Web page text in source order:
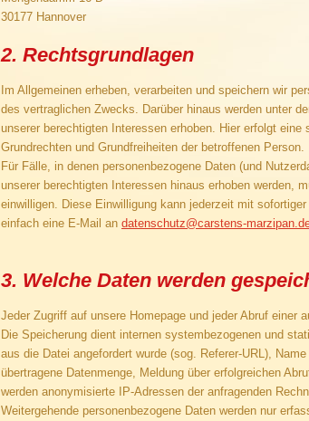
30177 Hannover
2. Rechtsgrundlagen
Im Allgemeinen erheben, verarbeiten und speichern wir
des vertraglichen Zwecks. Darüber hinaus werden unter
unserer berechtigten Interessen erhoben. Hier erfolgt
Grundrechten und Grundfreiheiten der betroffenen Person.
Für Fälle, in denen personenbezogene Daten (und
unserer berechtigten Interessen hinaus erhoben werden,
einwilligen. Diese Einwilligung kann jederzeit mit
einfach eine E-Mail an datenschutz@carstens-
3. Welche Daten werden
Jeder Zugriff auf unsere Homepage und jeder Abruf einer
Die Speicherung dient internen systembezogenen und
aus die Datei angefordert wurde (sog. Referer-URL),
übertragene Datenmenge, Meldung über erfolgreichen
werden anonymisierte IP-Adressen der anfragenden
Weitergehende personenbezogene Daten werden nur